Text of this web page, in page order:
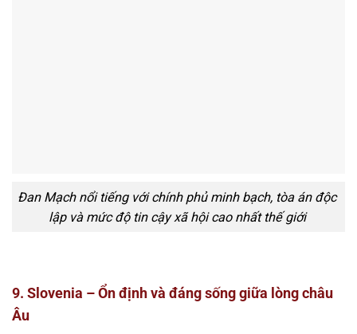
Đan Mạch nổi tiếng với chính phủ minh bạch, tòa án độc
lập và mức độ tin cậy xã hội cao nhất thế giới
9. Slovenia – Ổn định và đáng sống giữa lòng châu
Âu